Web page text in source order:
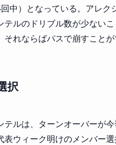
中）となっている。アレ
テルのドリブル数が少ない
それならばパスで崩すことが
択
テルは、ターンオーバーが
表ウィーク明けのメンバー